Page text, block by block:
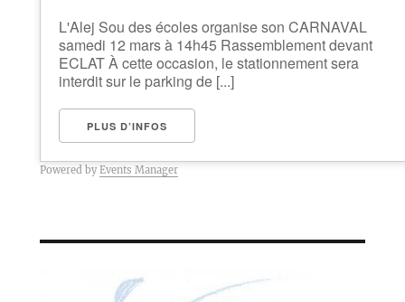
L'Alej Sou des écoles organise son CARNAVAL
samedi 12 mars à 14h45 Rassemblement devant
ECLAT À cette occasion, le stationnement sera
interdit sur le parking de [...]
PLUS D’INFOS
Powered byEvents Manager